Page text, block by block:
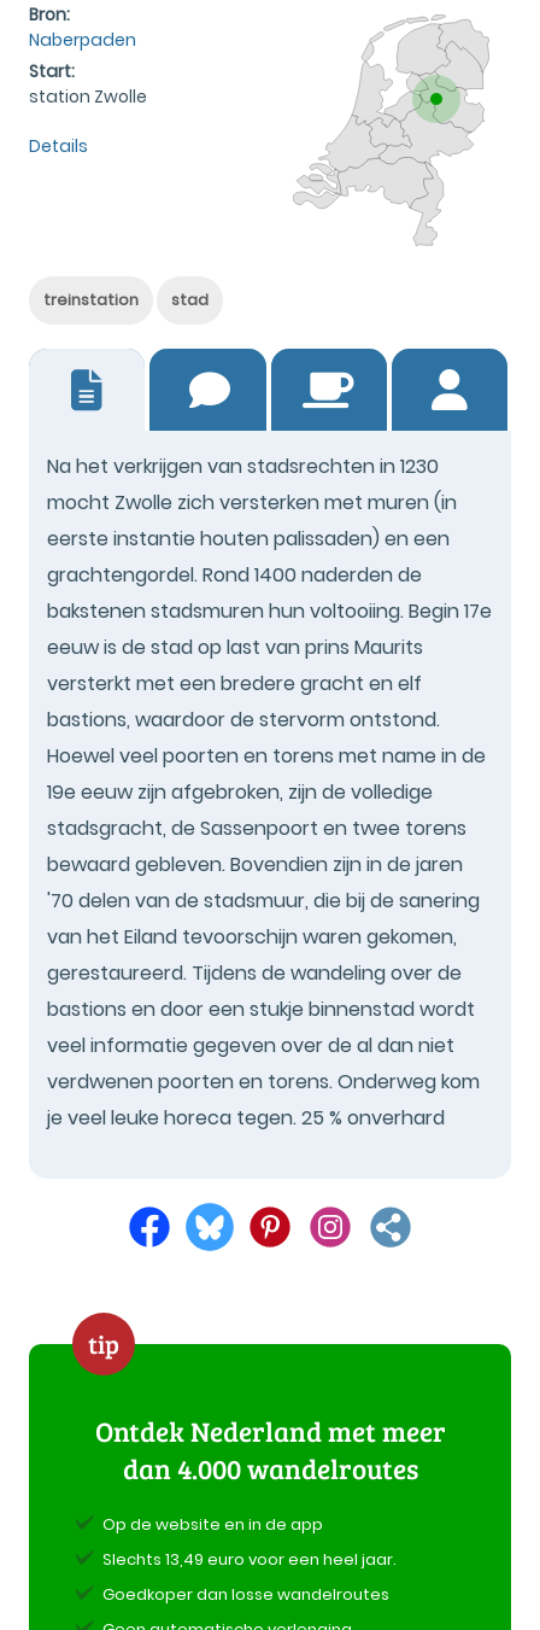
Bron:
Naberpaden
Start:
station Zwolle
Details
treinstation stad
Na het verkrijgen van stadsrechten in 1230
mocht Zwolle zich versterken met muren (in
eerste instantie houten palissaden) en een
grachtengordel. Rond 1400 naderden de
bakstenen stadsmuren hun voltooiing. Begin 17e
eeuw is de stad op last van prins Maurits
versterkt met een bredere gracht en elf
bastions, waardoor de stervorm ontstond.
Hoewel veel poorten en torens met name in de
19e eeuw zijn afgebroken, zijn de volledige
stadsgracht, de Sassenpoort en twee torens
bewaard gebleven. Bovendien zijn in de jaren
'70 delen van de stadsmuur, die bij de sanering
van het Eiland tevoorschijn waren gekomen,
gerestaureerd. Tijdens de wandeling over de
bastions en door een stukje binnenstad wordt
veel informatie gegeven over de al dan niet
verdwenen poorten en torens. Onderweg kom
je veel leuke horeca tegen. 25 % onverhard
tip
Ontdek Nederland met meer
dan 4.000 wandelroutes
Op de website en in de app
Slechts 13,49 euro voor een heel jaar.
Goedkoper dan losse wandelroutes